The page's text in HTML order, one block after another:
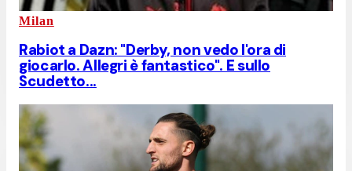
Milan
Rabiot a Dazn: "Derby, non vedo l'ora di
giocarlo. Allegri è fantastico". E sullo
Scudetto...